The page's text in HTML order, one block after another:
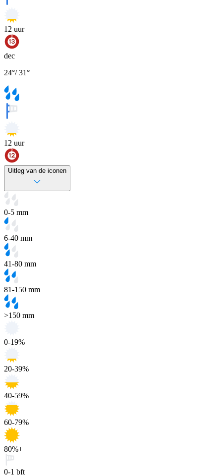
12 uur
dec
24°/31°
12 uur
Uitleg van de iconen
0-5 mm
6-40 mm
41-80 mm
81-150 mm
>150 mm
0-19%
20-39%
40-59%
60-79%
80%+
0-1 bft